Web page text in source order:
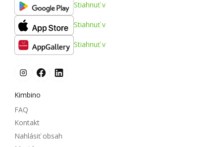
Stiahnuť v
Stiahnuť v
Stiahnuť v
Kimbino
FAQ
Kontakt
Nahlásiť obsah